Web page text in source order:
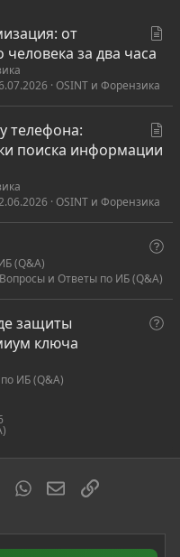
ь
от
за два часа
OSINT и Форензика
я
телефона:
поиска информации
OSINT и Форензика
В
р
о
(Q&A)
Вопросы и Ответы по ИБ (Q&A)
В
защиты
ключа
ИБ (Q&A)
WhatsAppЭлектронная
Ссылка